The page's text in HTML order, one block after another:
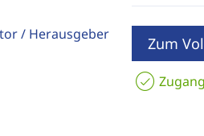
/ Herausgeber Zum